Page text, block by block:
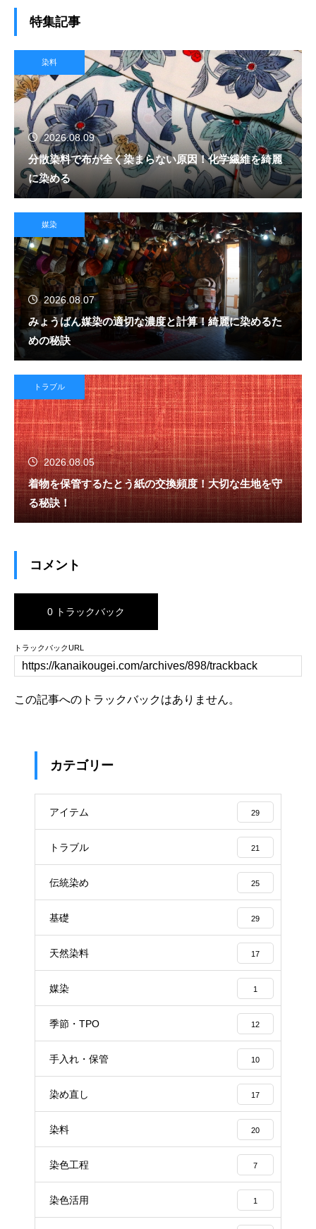
特集記事
染料
2026.08.09
分散染料で布が全く染まらない原因！化学繊維を綺麗
に染める
媒染
2026.08.07
みょうばん媒染の適切な濃度と計算！綺麗に染めるた
めの秘訣
トラブル
2026.08.05
着物を保管するたとう紙の交換頻度！大切な生地を守
る秘訣！
コメント
0 トラックバック
トラックバックURL
この記事へのトラックバックはありません。
カテゴリー
アイテム 29
トラブル 21
伝統染め 25
基礎 29
天然染料 17
媒染 1
季節・TPO 12
手入れ・保管 10
染め直し 17
染料 20
染色工程 7
染色活用 1